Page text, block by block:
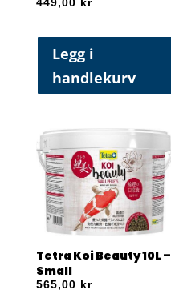
449,00 kr
Legg i
handlekurv
Tetra Koi Beauty 10L –
Small
565,00 kr